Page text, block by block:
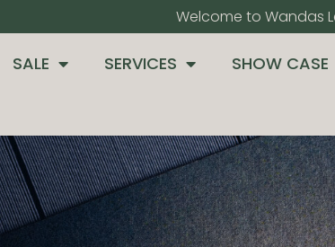
Welcome to Wandas
SALE SERVICES SHOW CASE